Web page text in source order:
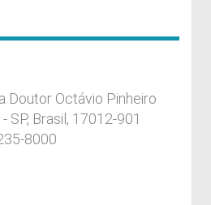
Doutor Octávio Pinheiro
SP, Brasil, 17012-901
8000